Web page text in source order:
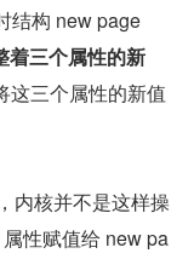
结构 new page
着三个属性的新
这三个属性的新值
内核并不是这样操
性赋值给 new pa